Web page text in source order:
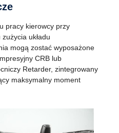
pracy kierowcy przy
układu
mogą zostać wyposażone
CRB lub
Retarder, zintegrowany
maksymalny moment